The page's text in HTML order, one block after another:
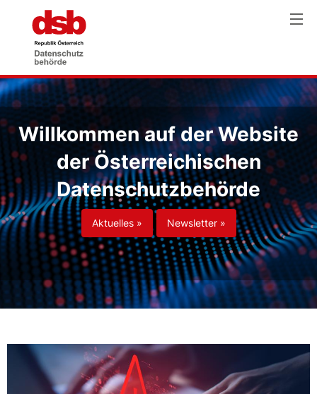
Willkommen auf der Website
der Österreichischen
Datenschutzbehörde
Aktuelles » Newsletter »